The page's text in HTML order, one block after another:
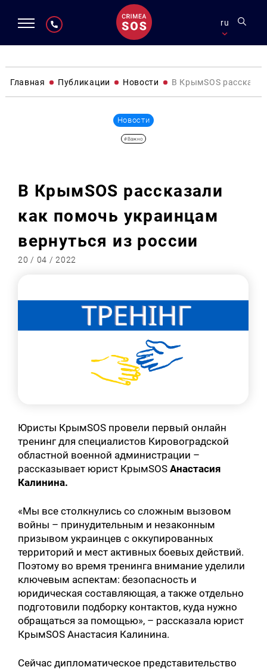
ru
Главная Публикации Новости В КрымSOS
Новости
#Важно
В КрымSOS рассказали
как помочь украинцам
вернуться из россии
20 / 04 / 2022
Юристы КрымSOS провели первый онлайн
тренинг для специалистов Кировоградской
областной военной администрации –
рассказывает юрист КрымSOSАнастасия
Калинина.
«Мы все столкнулись со сложным вызовом
войны – принудительным и незаконным
призывом украинцев с оккупированных
территорий и мест активных боевых действий.
Поэтому во время тренинга внимание уделили
ключевым аспектам: безопасность и
юридическая составляющая, а также отдельно
подготовили подборку контактов, куда нужно
обращаться за помощью», – рассказала юрист
КрымSOS Анастасия Калинина.
Сейчас дипломатическое представительство